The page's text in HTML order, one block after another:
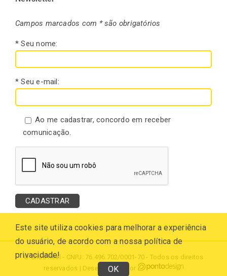
Campos marcados com * são obrigatórios
* Seu nome:
* Seu e-mail:
Ao me cadastrar, concordo em receber
comunicação.
© Chás Real - CNPJ: 76.496.702/0001-70 - Todos os direitos
reservados | Desenvolvido por
Este site utiliza cookies para melhorar a experiência
do usuário, de acordo com a nossa política de
privacidade!
OK